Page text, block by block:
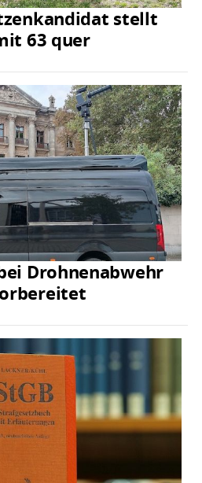
stellt
63 quer
Drohnenabwehr